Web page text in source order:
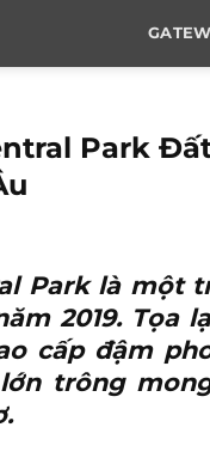
Park
Parklà một
2019. Tọa
cấp đậm
trông